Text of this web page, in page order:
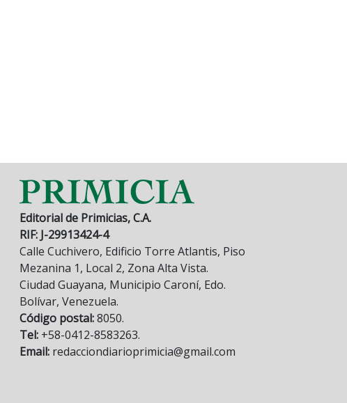
Editorial de Primicias, C.A.
RIF: J-29913424-4
Calle Cuchivero, Edificio Torre Atlantis, Piso
Mezanina 1, Local 2, Zona Alta Vista.
Ciudad Guayana, Municipio Caroní, Edo.
Bolívar, Venezuela.
Código postal:8050.
Tel: +58-0412-8583263.
Email: redacciondiarioprimicia@gmail.com